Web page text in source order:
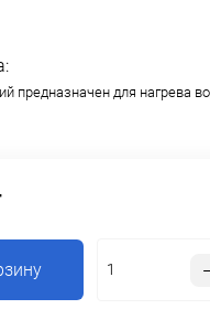
предназначен для нагрева